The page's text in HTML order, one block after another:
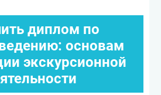
диплом по
основам
экскурсионной